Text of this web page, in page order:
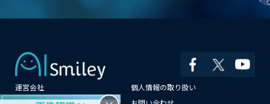
運営会社
個人情報の取り扱い